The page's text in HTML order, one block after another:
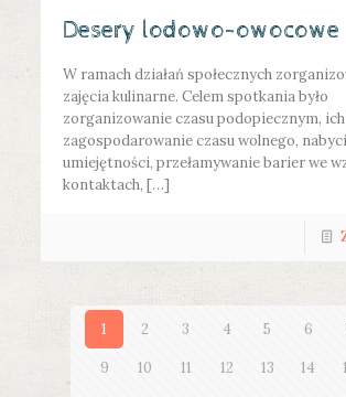
Desery lodowo-owocowe
W ramach działań społecznych
zajęcia kulinarne. Celem spotkania było
zorganizowanie czasu podopiecznym,
zagospodarowanie czasu wolnego,
umiejętności, przełamywanie barier we
kontaktach, […]
1 2 3 4 5 6
9 10 11 12 13 14